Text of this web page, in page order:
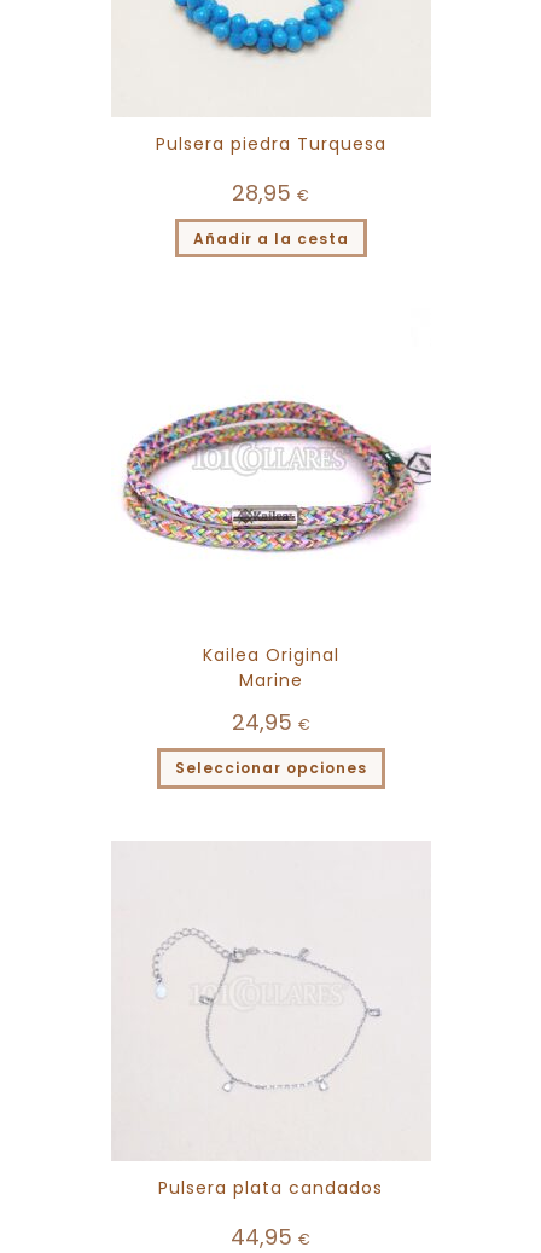
Pulsera piedra Turquesa
28,95 €
Añadir a la cesta
Kailea Original
Marine
24,95 €
Seleccionar opciones
Pulsera plata candados
44,95 €